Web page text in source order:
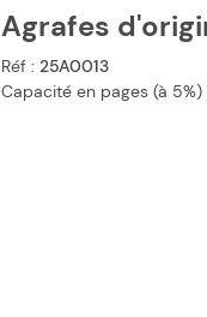
Agrafes
Réf : 25A0013
Capacité en pages (à 5%)